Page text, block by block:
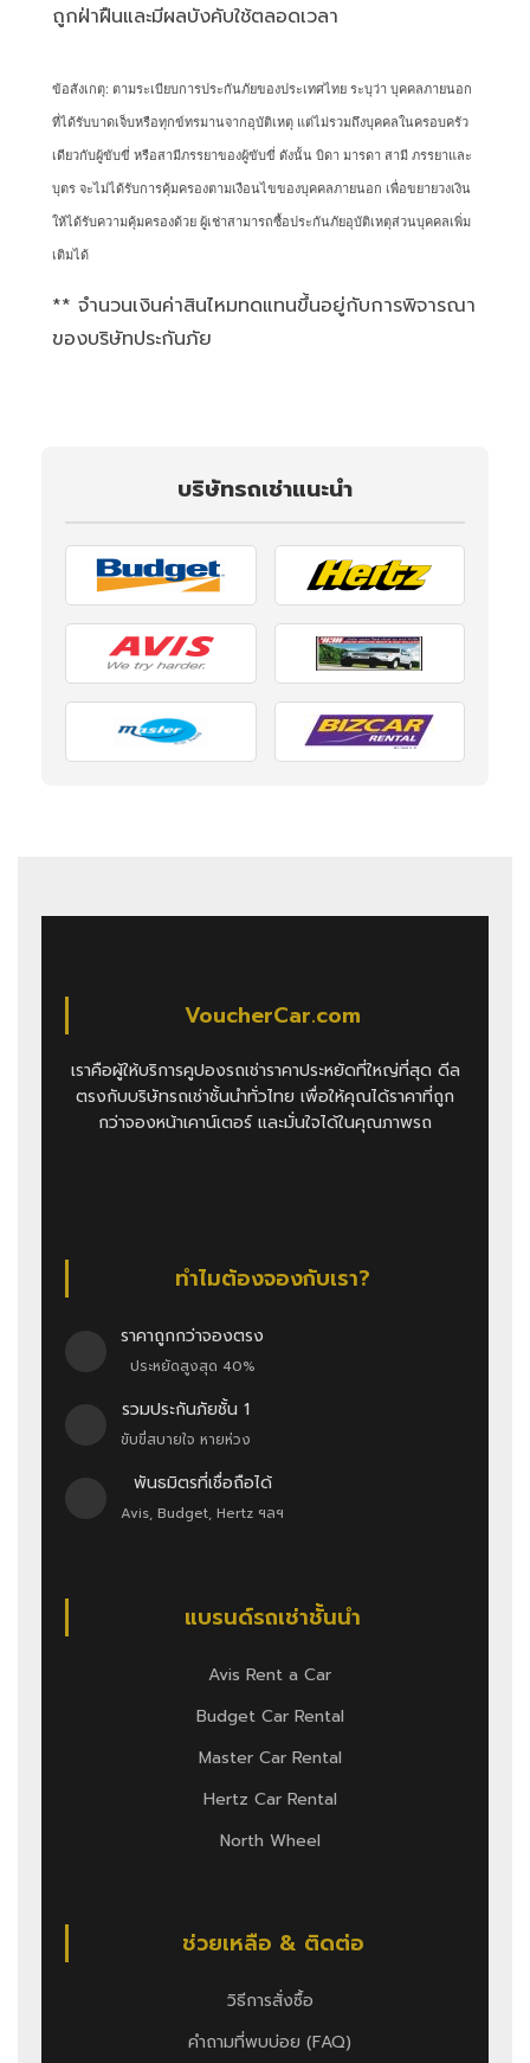
ถูกฝ่าฝืนและมีผลบังคับใช้ตลอดเวลา
ข้อสังเกตุ: ตามระเบียบการประกันภัยของประเทศไทย ระบุว่า บุคคลภายนอก
ที่ได้รับบาดเจ็บหรือทุกข์ทรมานจากอุบัติเหตุ แต่ไม่รวมถึงบุคคลในครอบครัว
เดียวกับผู้ขับขี่ หรือสามีภรรยาของผู้ขับขี่ ดังนั้น บิดา มารดา สามี ภรรยาและ
บุตร จะไม่ได้รับการคุ้มครองตามเงือนไขของบุคคลภายนอก เพื่อขยายวงเงิน
ให้ได้รับความคุ้มครองด้วย ผู้เช่าสามารถซื้อประกันภัยอุบัติเหตุส่วนบุคคลเพิ่ม
เติมได้
** จำนวนเงินค่าสินไหมทดแทนขึ้นอยู่กับการพิจารณา
ของบริษัทประกันภัย
บริษัทรถเช่าแนะนำ
VoucherCar.com
เราคือผู้ให้บริการคูปองรถเช่าราคาประหยัดที่ใหญ่ที่สุด ดีล
ตรงกับบริษัทรถเช่าชั้นนำทั่วไทย เพื่อให้คุณได้ราคาที่ถูก
กว่าจองหน้าเคาน์เตอร์ และมั่นใจได้ในคุณภาพรถ
ทำไมต้องจองกับเรา?
ราคาถูกกว่าจองตรง
ประหยัดสูงสุด 40%
รวมประกันภัยชั้น 1
ขับขี่สบายใจ หายห่วง
พันธมิตรที่เชื่อถือได้
Avis, Budget, Hertz ฯลฯ
แบรนด์รถเช่าชั้นนำ
Avis Rent a Car
Budget Car Rental
Master Car Rental
Hertz Car Rental
North Wheel
ช่วยเหลือ & ติดต่อ
วิธีการสั่งซื้อ
คำถามที่พบบ่อย (FAQ)